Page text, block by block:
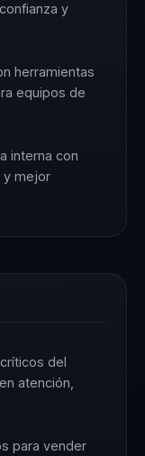
y
herramientas
equipos de
interna con
y mejor
del
atención,
para vender